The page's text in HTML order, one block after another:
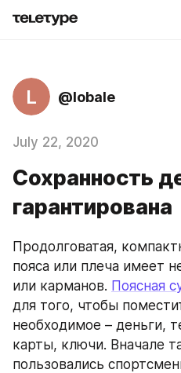
L @lobale
July 22, 2020
Сохранность
гарантирована
Продолговатая,
пояса или плеча имеет
или карманов. Поясная
для того, чтобы
необходимое – деньги,
карты, ключи. Вначале
пользовались